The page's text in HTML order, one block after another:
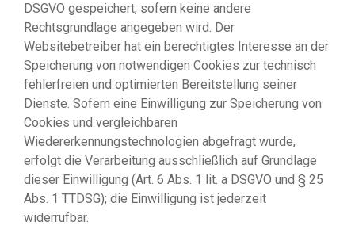
DSGVO gespeichert, sofern keine andere
Rechtsgrundlage angegeben wird. Der
Websitebetreiber hat ein berechtigtes Interesse an der
Speicherung von notwendigen Cookies zur technisch
fehlerfreien und optimierten Bereitstellung seiner
Dienste. Sofern eine Einwilligung zur Speicherung von
Cookies und vergleichbaren
Wiedererkennungstechnologien abgefragt wurde,
erfolgt die Verarbeitung ausschließlich auf Grundlage
dieser Einwilligung (Art. 6 Abs. 1 lit. a DSGVO und § 25
Abs. 1 TTDSG); die Einwilligung ist jederzeit
widerrufbar.